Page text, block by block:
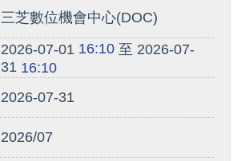
三芝數位機會中心(DOC)
2026-07-01 16:10至 2026-07-
3116:10
2026-07-31
2026/07